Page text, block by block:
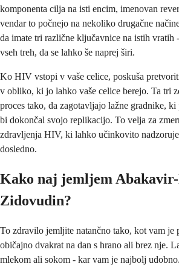
komponenta cilja na isti encim, imenovan
vendar to počnejo na nekoliko drugačne
da imate tri različne ključavnice na istih
vseh treh, da se lahko še naprej širi.
Ko HIV vstopi v vaše celice, poskuša
v obliko, ki jo lahko vaše celice berejo. Ta tri
proces tako, da zagotavljajo lažne gradnike,
bi dokončal svojo replikacijo. To velja za
zdravljenja HIV, ki lahko učinkovito
dosledno.
Kako naj jemljem
Zidovudin?
To zdravilo jemljite natančno tako, kot vam je
običajno dvakrat na dan s hrano ali brez nje.
mlekom ali sokom - kar vam je najbolj